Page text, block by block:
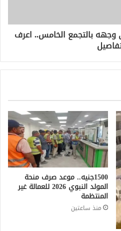
بالتجمع الخامس.. اعرف
1500جنيه.. موعد صرف منحة
المولد النبوي 2026 للعمالة غير
المنتظمة
منذ ساعتين